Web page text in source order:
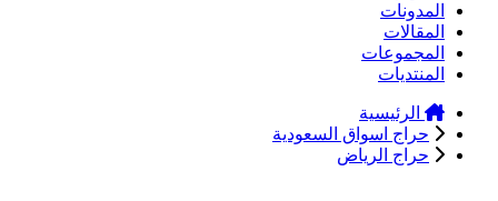
المدونات
المقالات
المجموعات
المنتديات
الرئيسية
حراج اسواق السعودية
حراج الرياض